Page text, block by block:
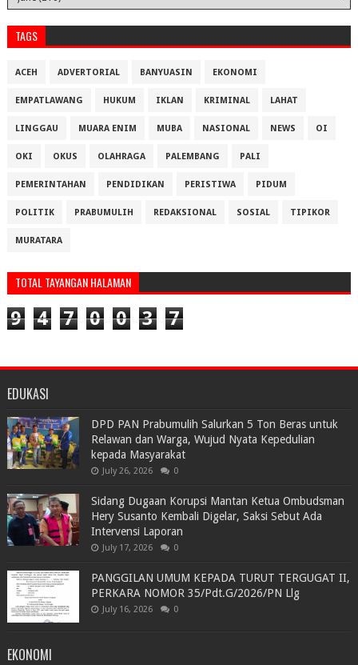
TAGS
ACEH ADVERTORIAL BANYUASIN EKONOMI
EMPATLAWANG HUKUM IKLAN KRIMINAL LAHAT
LINGGAU MUARA ENIM MUBA NASIONAL NEWS OI
OKI OKUS OLAHRAGA PALEMBANG PALI
PEMERINTAHAN PENDIDIKAN PERISTIWA PIDUM
POLITIK PRABUMULIH REDAKSIONAL SOSIAL TIPIKOR
MURATARA
TOTAL TAYANGAN HALAMAN
9 4 7 0 0 3 7
EDUKASI
DPD PAN Prabumulih Salurkan 5 Ton Beras untuk
Relawan dan Warga, Wujud Nyata Kepedulian
kepada Masyarakat
July 26, 2026 0
Sidang Dugaan Korupsi Mantan Ketua Ombudsman
Hery Susanto Kembali Digelar, Saksi Sebut Ada
Intervensi Laporan
July 17, 2026 0
PANGGILAN UMUM KEPADA TURUT TERGUGAT II,
PERKARA NOMOR 35/Pdt.G/2026/PN Llg
July 16, 2026 0
EKONOMI